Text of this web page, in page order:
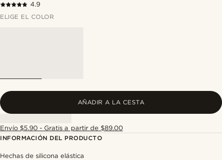
4.9
ELIGE EL COLOR
AÑADIR A LA CESTA
Envío $5.90 - Gratis a partir de $89.00
INFORMACIÓN DEL PRODUCTO
Hechas de silicona elástica